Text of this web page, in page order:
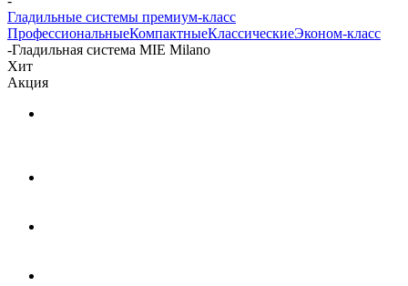
Гладильные системы премиум-класс
ПрофессиональныеКомпактныеКлассическиеЭконом-класс
-Гладильная система MIE Milano
Хит
Акция